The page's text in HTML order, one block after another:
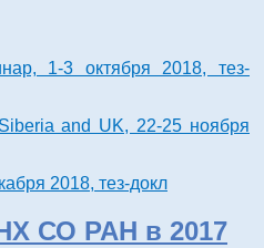
1-3 октября 2018, тез-
and UK, 22-25 ноября
2018, тез-докл
СО РАН в 2017